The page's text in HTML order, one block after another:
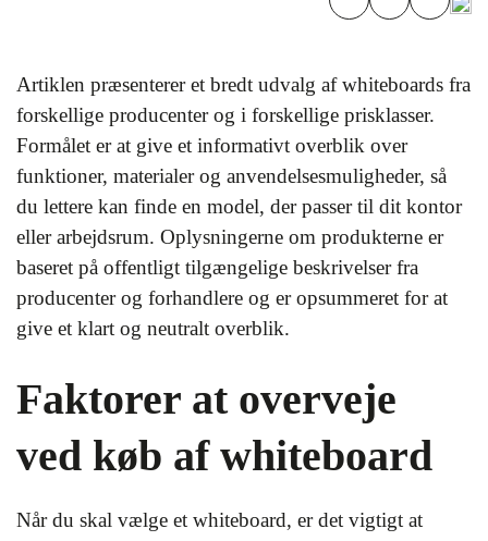
Artiklen præsenterer et bredt udvalg af whiteboards fra
forskellige producenter og i forskellige prisklasser.
Formålet er at give et informativt overblik over
funktioner, materialer og anvendelsesmuligheder, så
du lettere kan finde en model, der passer til dit kontor
eller arbejdsrum. Oplysningerne om produkterne er
baseret på offentligt tilgængelige beskrivelser fra
producenter og forhandlere og er opsummeret for at
give et klart og neutralt overblik.
Faktorer at overveje
ved køb af whiteboard
Når du skal vælge et whiteboard, er det vigtigt at